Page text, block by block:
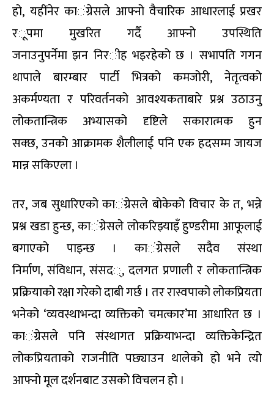
हो, यहींनेर कांग्रेसले आफ्नो वैचारिक आधारलाई प्रखर
रूपमा मुखरित गर्दै आफ्नो उपस्थिति
जनाउनुपर्नेमाझन निरीह भइरहेको छ । सभापति गगन
थापाले बारम्बार पार्टी भित्रको कमजोरी, नेतृत्वको
अकर्मण्यता र परिवर्तनको आवश्यकताबारे प्रश्न उठाउनु
लोकतान्त्रिक अभ्यासको दृष्टिले सकारात्मक हुन
सक्छ,उनको आक्रामक शैलीलाई पनि एक हदसम्म जायज
मान्न सकिएला ।
तर, जब सुधारिएको कांग्रेसले बोकेको विचार के त, भन्ने
प्रश्न खडा हुन्छ,कांग्रेसले लोकरिझ्याइँहुण्डरीमा आफूलाई
बगाएको पाइन्छ । कांग्रेसलेसदैव संस्था
निर्माण, संविधान, संसद्, दलगत प्रणाली र लोकतान्त्रिक
प्रक्रियाको रक्षा गरेको दाबी गर्छ । तर रास्वपाको लोकप्रियता
भनेको ‘व्यवस्थाभन्दा व्यक्तिको चमत्कार’मा आधारित छ ।
कांग्रेसले पनि संस्थागत प्रक्रियाभन्दा व्यक्तिकेन्द्रित
लोकप्रियताको राजनीति पछ्याउन थालेको हो भने त्यो
आफ्नो मूल दर्शनबाट उसको विचलन हो ।